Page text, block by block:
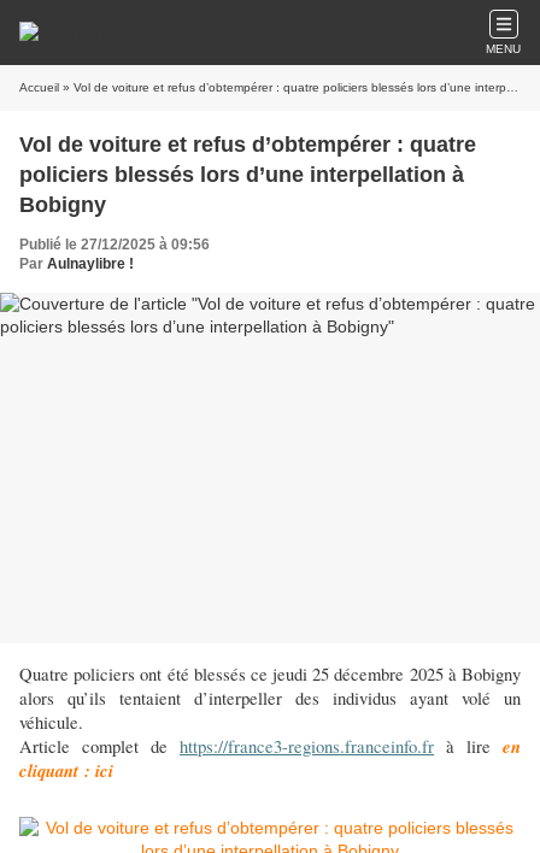
MENU
Accueil » Vol de voiture et refus d’obtempérer : quatre policiers blessés lors d’une interpellation à Bobigny
Vol de voiture et refus d’obtempérer : quatre
policiers blessés lors d’une interpellation à
Bobigny
Publié le 27/12/2025 à 09:56
Par Aulnaylibre !
Quatre policiers ont été blessés ce jeudi 25 décembre 2025 à Bobigny
alors qu’ils tentaient d’interpeller des individus ayant volé un
véhicule.
Article complet de https://france3-regions.franceinfo.fr à lire en
cliquant : ici